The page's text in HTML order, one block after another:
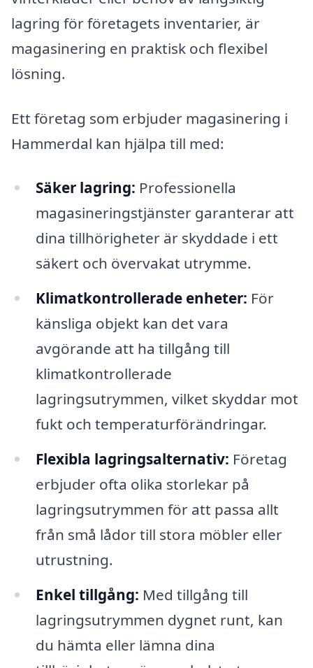
lagring för företagets inventarier, är
magasinering en praktisk och flexibel
lösning.
Ett företag som erbjuder magasinering i
Hammerdal kan hjälpa till med:
Säker lagring: Professionella
magasineringstjänster garanterar att
dina tillhörigheter är skyddade i ett
säkert och övervakat utrymme.
Klimatkontrollerade enheter: För
känsliga objekt kan det vara
avgörande att ha tillgång till
klimatkontrollerade
lagringsutrymmen, vilket skyddar mot
fukt och temperaturförändringar.
Flexibla lagringsalternativ: Företag
erbjuder ofta olika storlekar på
lagringsutrymmen för att passa allt
från små lådor till stora möbler eller
utrustning.
Enkel tillgång: Med tillgång till
lagringsutrymmen dygnet runt, kan
du hämta eller lämna dina